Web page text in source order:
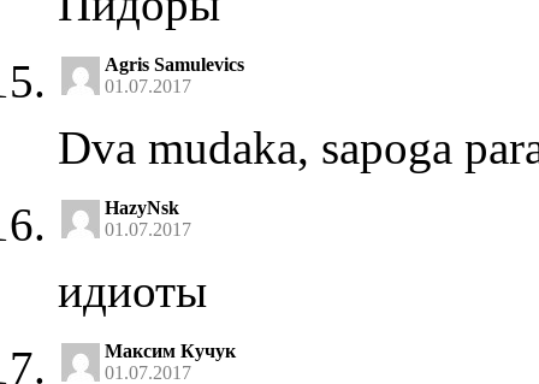
Agris Samulevics
01.07.2017
Dva mudaka, sapoga
HazyNsk
01.07.2017
идиоты
Максим Кучук
01.07.2017